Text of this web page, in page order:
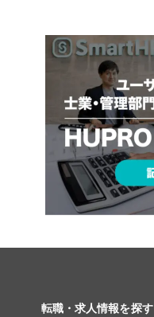
転職・求人情報を探す